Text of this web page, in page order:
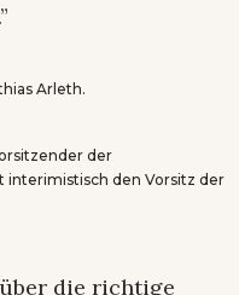
Arleth.
der
interimistisch den Vorsitz der
die richtige